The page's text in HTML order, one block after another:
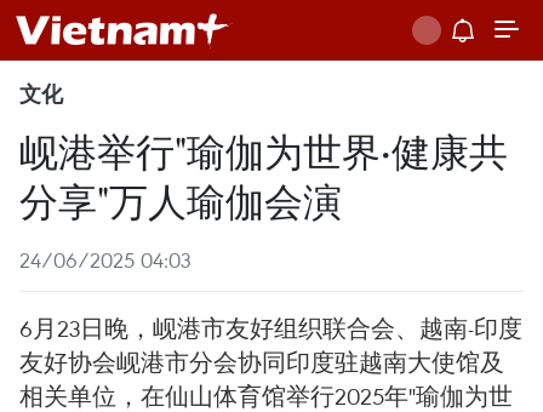
文化
岘港举行"瑜伽为世界·健康共
分享"万人瑜伽会演
24/06/2025 04:03
6月23日晚，岘港市友好组织联合会、越南-印度
友好协会岘港市分会协同印度驻越南大使馆及
相关单位，在仙山体育馆举行2025年"瑜伽为世